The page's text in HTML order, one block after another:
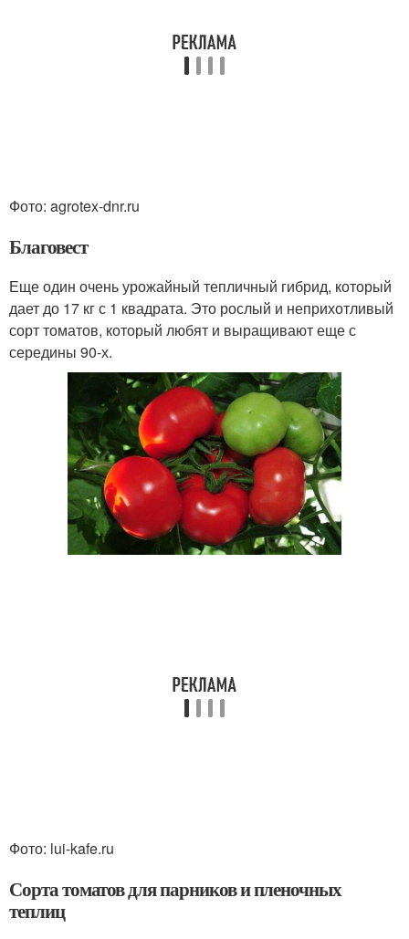
Фото: agrotex-dnr.ru
Благовест
Еще один очень урожайный тепличный гибрид, который
дает до 17 кг с 1 квадрата. Это рослый и неприхотливый
сорт томатов, который любят и выращивают еще с
середины 90-х.
Фото: lui-kafe.ru
Сорта томатов для парников и пленочных
теплиц